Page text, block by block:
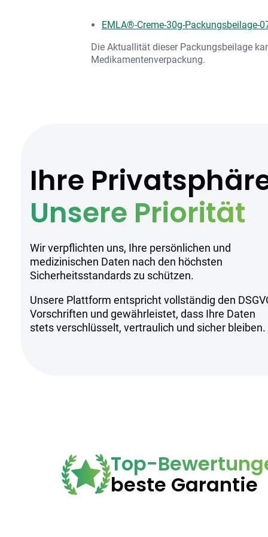
EMLA®-Creme-30g-Packungsbeilage-
Die Aktuallität dieser Packungsbeilage
Medikamentenverpackung.
Ihre
Unsere Priorität
Wir verpflichten uns, Ihre persönlichen und
medizinischen Daten nach den höchsten
Sicherheitsstandards zu schützen.
Unsere Plattform entspricht vollständig den
Vorschriften und gewährleistet, dass Ihre Daten
stets verschlüsselt, vertraulich und sicher bleiben.
Top-
beste Garantie